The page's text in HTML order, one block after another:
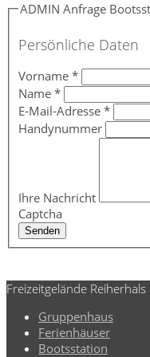
ADMIN Anfrage
Persönliche Daten
Vorname*
Name*
E-Mail-Adresse*
Handynummer
Ihre Nachricht
Captcha
Senden
Freizeitgelände Reiherhals
Gruppenhaus
Ferienhäuser
Bootsstation